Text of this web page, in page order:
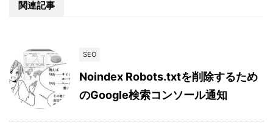
関連記事
SEO
Noindex Robots.txtを削除するため
のGoogle検索コンソール通知